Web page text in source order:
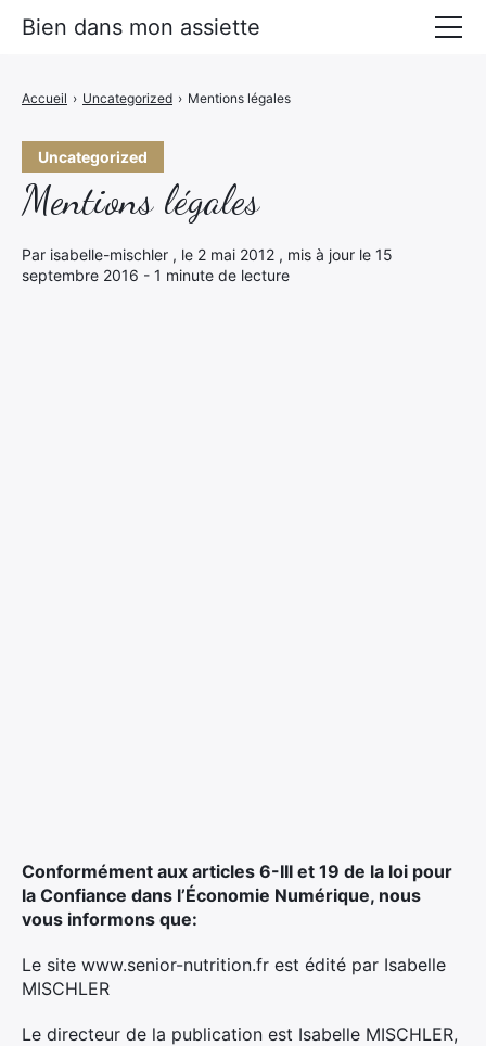
Uncategorized
Mentions légales
Par isabelle-mischler , le 2 mai 2012 , mis à jour le 15
septembre 2016 - 1 minute de lecture
Accueil › Uncategorized › Mentions légales
Conformément aux articles 6-III et 19 de la loi pour
la Confiance dans l’Économie Numérique, nous
vous informons que:
Le site www.senior-nutrition.fr est édité par Isabelle
MISCHLER
Le directeur de la publication est Isabelle MISCHLER,
Bien dans mon assiette
Livres Alimentation santé